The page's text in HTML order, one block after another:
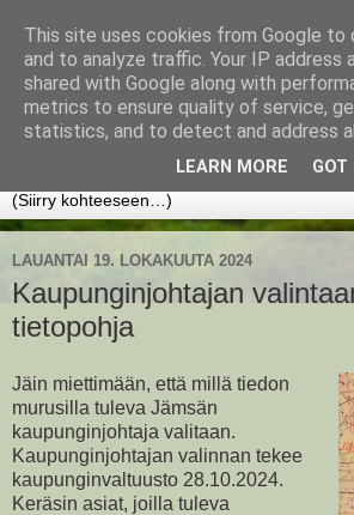
www.jyrkikokko.fi
Uusi Suunta - Jokainen hetki tarjoaa
LAUANTAI 19. LOKAKUUTA 2024
Kaupunginjohtajan
tietopohja
Jäin miettimään, että millä tiedon
murusilla tuleva Jämsän
kaupunginjohtaja valitaan.
Kaupunginjohtajan valinnan tekee
kaupunginvaltuusto 28.10.2024.
Keräsin asiat, joilla tuleva
This site uses cookies from Google to
and to analyze traffic. Your IP address
shared with Google along with
metrics to ensure quality of service,
statistics, and to detect and address
LEARN MORE GOT